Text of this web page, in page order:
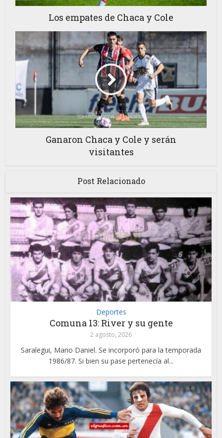
Los empates de Chaca y Cole
Ganaron Chaca y Cole y serán
visitantes
Post Relacionado
Deportes
Comuna 13: River y su gente
2 agosto, 2026
Saralegui, Mario Daniel. Se incorporó para la temporada
1986/87. Si bien su pase pertenecía al...